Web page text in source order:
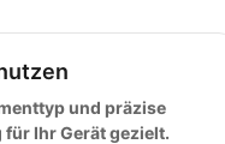
und präzise
Ihr Gerät gezielt.